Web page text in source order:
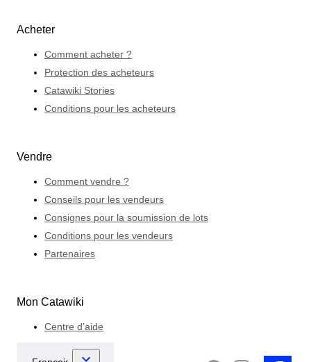
Acheter
Comment acheter ?
Protection des acheteurs
Catawiki Stories
Conditions pour les acheteurs
Vendre
Comment vendre ?
Conseils pour les vendeurs
Consignes pour la soumission de lots
Conditions pour les vendeurs
Partenaires
Mon Catawiki
Centre d’aide